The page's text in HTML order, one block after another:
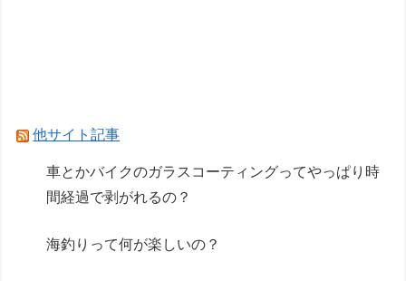
か？【再】
Powered by livedoor 相互RSS
他サイト記事
車とかバイクのガラスコーティングってやっぱり時
間経過で剥がれるの？
海釣りって何が楽しいの？